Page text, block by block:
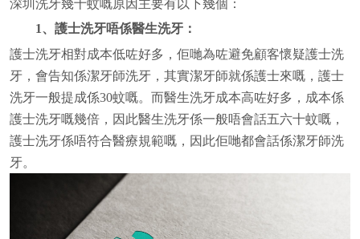
深圳洗牙幾十蚊嘅原因主要有以下幾個：
1、護士洗牙唔係醫生洗牙：
護士洗牙相對成本低咗好多，佢哋為咗避免顧客懷疑護士洗
牙，會告知係潔牙師洗牙，其實潔牙師就係護士來嘅，護士
洗牙一般提成係30蚊嘅。而醫生洗牙成本高咗好多，成本係
護士洗牙嘅幾倍，因此醫生洗牙係一般唔會話五六十蚊嘅，
護士洗牙係唔符合醫療規範嘅，因此佢哋都會話係潔牙師洗
牙。